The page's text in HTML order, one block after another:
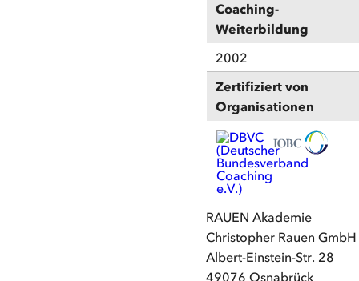
Coaching-
Weiterbildung
2002
Zertifiziert von
Organisationen
RAUEN Akademie
Christopher Rauen GmbH
Albert-Einstein-Str. 28
49076 Osnabrück